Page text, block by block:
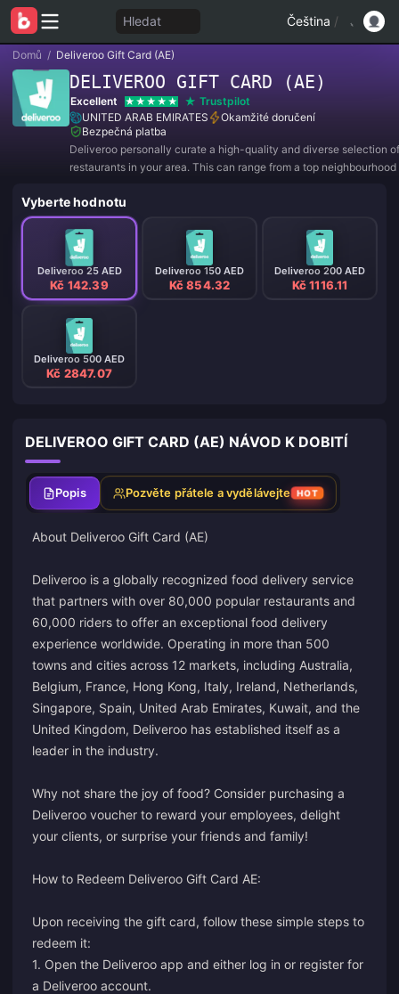
Hledat Čeština /
Domů / Deliveroo Gift Card (AE)
DELIVEROO GIFT CARD (AE)
Excellent
Trustpilot
UNITED ARAB EMIRATES
Okamžité doručení
Bezpečná platba
Deliveroo personally curate a high-quality and diverse selection of
restaurants in your area. This can range from a top
Vyberte hodnotu
Deliveroo 25 AED
Kč 142.39
Deliveroo 150 AED
Kč 854.32
Deliveroo 200 AED
Kč 1116.11
Deliveroo 500 AED
Kč 2847.07
DELIVEROO GIFT CARD (AE) NÁVOD K DOBITÍ
Popis Pozvěte přátele a vydělávejte HOT
About Deliveroo Gift Card (AE)
Deliveroo is a globally recognized food delivery service
that partners with over 80,000 popular restaurants and
60,000 riders to offer an exceptional food delivery
experience worldwide. Operating in more than 500
towns and cities across 12 markets, including Australia,
Belgium, France, Hong Kong, Italy, Ireland, Netherlands,
Singapore, Spain, United Arab Emirates, Kuwait, and the
United Kingdom, Deliveroo has established itself as a
leader in the industry.
Why not share the joy of food? Consider purchasing a
Deliveroo voucher to reward your employees, delight
your clients, or surprise your friends and family!
How to Redeem Deliveroo Gift Card AE:
Upon receiving the gift card, follow these simple steps to
redeem it:
1. Open the Deliveroo app and either log in or register for
a Deliveroo account.